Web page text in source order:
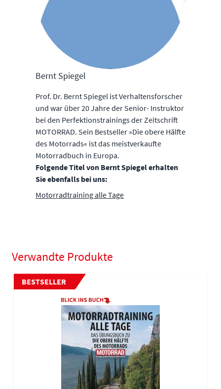
Bernt Spiegel
Prof. Dr. Bernt Spiegel ist Verhaltensforscher
und war über 20 Jahre der Senior- Instruktor
bei den Perfektionstrainings der Zeitschrift
MOTORRAD. Sein Bestseller »Die obere Hälfte
des Motorrads« ist das meistverkaufte
Motorradbuch in Europa.
Folgende Titel von Bernt Spiegel erhalten
Sie ebenfalls bei uns:
Motorradtraining alle Tage
Verwandte Produkte
Navigating through the elements of the carousel is possible
Press to skip carousel
Press to go to carousel navigation
BESTSELLER